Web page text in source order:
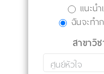
แนะน
ฉันจะทำ
สาขาวิ